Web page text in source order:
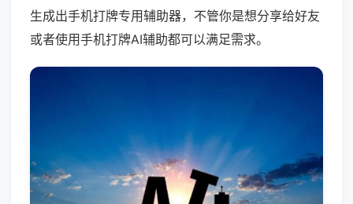
生成出手机打牌专用辅助器，不管你是想分享给好友
或者使用手机打牌AI辅助都可以满足需求。